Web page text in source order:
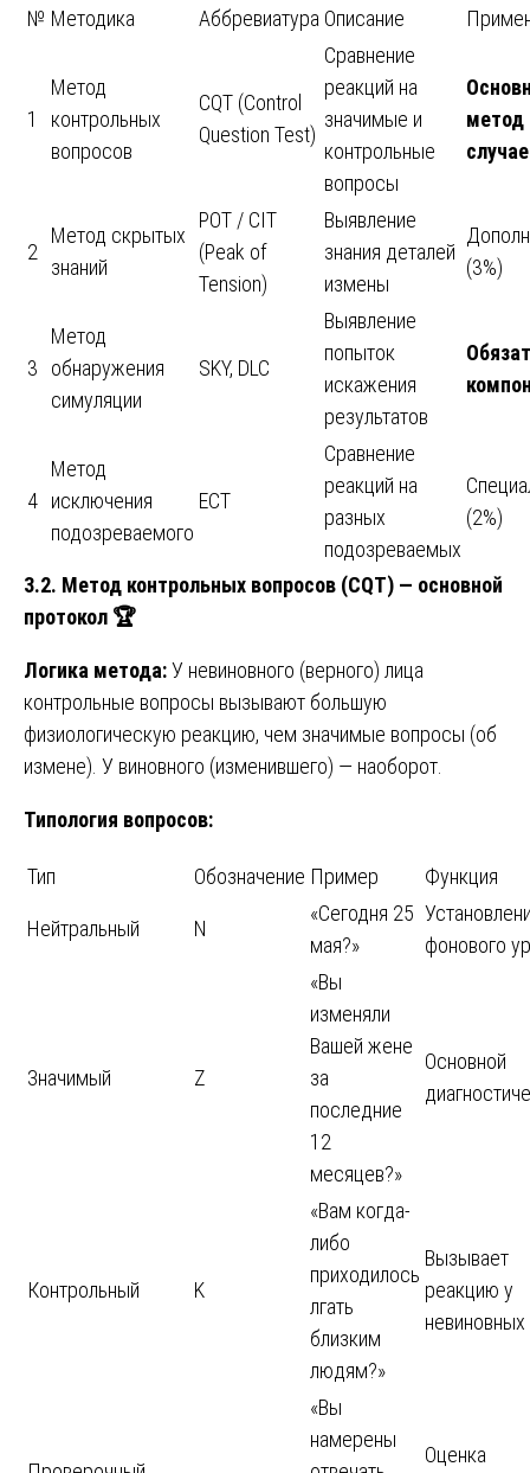
№ Методика Аббревиатура Описание
1
Метод
контрольных
вопросов
CQT (Control
Question Test)
Сравнение
реакций на
значимые и
контрольные
вопросы
метод
2
Метод скрытых
знаний
POT / CIT
(Peak of
Tension)
Выявление
знания деталей
измены
(3%)
3
Метод
обнаружения
симуляции
SKY, DLC
Выявление
попыток
искажения
результатов
4
Метод
исключения
подозреваемого
ECT
Сравнение
реакций на
разных
подозреваемых
(2%)
3.2. Метод контрольных вопросов (CQT) — основной
протокол 🏆
Логика метода:У невиновного (верного) лица
контрольные вопросы вызывают большую
физиологическую реакцию, чем значимые вопросы (об
измене). У виновного (изменившего) — наоборот.
Типология вопросов:
Тип Обозначение Пример Функция
Нейтральный N
«Сегодня 25
мая?»
фонового
Значимый Z
«Вы
изменяли
Вашей жене
за
последние
12
месяцев?»
Основной
Контрольный K
«Вам когда-
либо
приходилось
лгать
близким
людям?»
Вызывает
реакцию у
невиновных
«Вы
намерены
Оценка